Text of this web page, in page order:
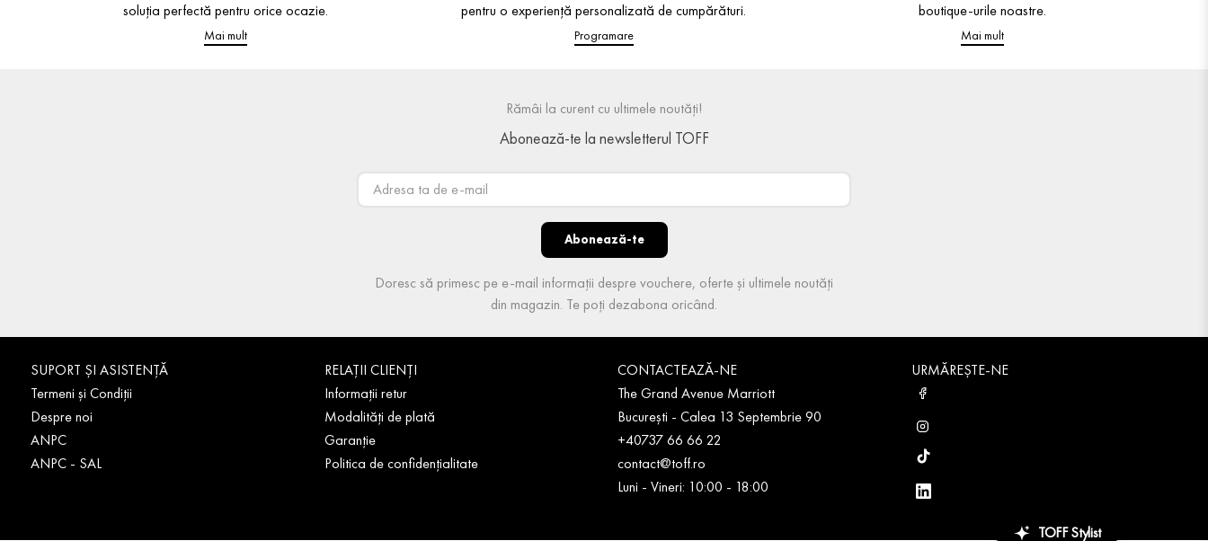
soluția perfectă pentru orice ocazie.
Mai mult
pentru o experiență personalizată de cumpărături.
Programare
boutique-urile noastre.
Mai mult
Rămâi la curent cu ultimele noutăți!
Abonează-te la newsletterul TOFF
Abonează-te
Doresc să primesc pe e-mail informații despre vouchere, oferte și ultimele noutăți
din magazin. Te poți dezabona oricând.
SUPORT ȘI ASISTENȚĂ
Termeni și Condiții
Despre noi
ANPC
ANPC - SAL
RELAȚII CLIENȚI
Informații retur
Modalități de plată
Garanție
Politica de confidențialitate
CONTACTEAZĂ-NE
The Grand Avenue Marriott
București - Calea 13 Septembrie 90
+40737 66 66 22
contact@toff.ro
Luni - Vineri: 10:00 - 18:00
URMĂREȘTE-NE
TOFF Stylist